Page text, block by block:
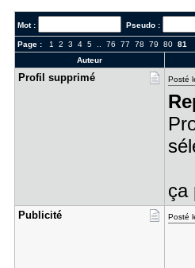
Mot : Pseudo :
Page : 1 2 3 4 5.. 76 77 78 79 80 81
Auteur
Profil sup​primé Posté
ça
Publicité Posté